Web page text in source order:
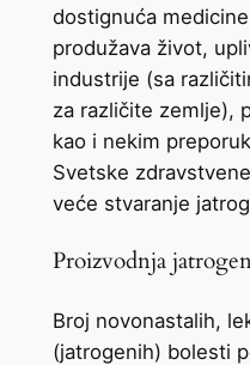
dostignuća
produžava život,
industrije (sa
za različite zemlje),
kao i nekim
Svetske
veće stvaranje
Proizvodnja
Broj novonastalih,
(jatrogenih) bolesti